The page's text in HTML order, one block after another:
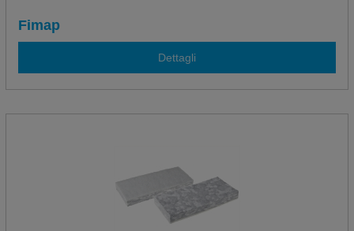
Fimap
Dettagli